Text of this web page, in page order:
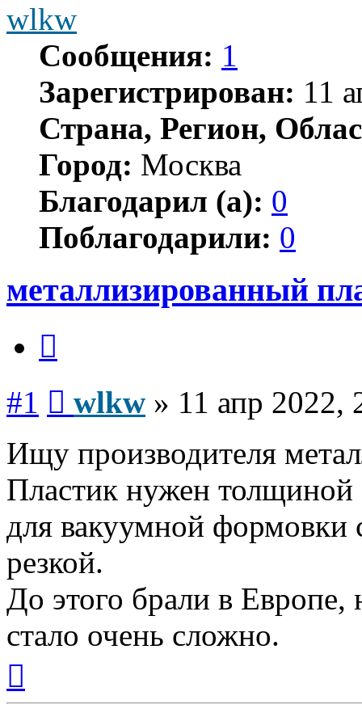
wlkw
Сообщения: 1
Зарегистрирован: 11
Страна, Регион,
Город: Москва
Благодарил (а): 0
Поблагодарили: 0
металлизированный
#1 wlkw » 11 апр 2022,
Ищу производителя
Пластик нужен
для вакуумной формовки
резкой.
До этого брали в Европе,
стало очень сложно.
началу